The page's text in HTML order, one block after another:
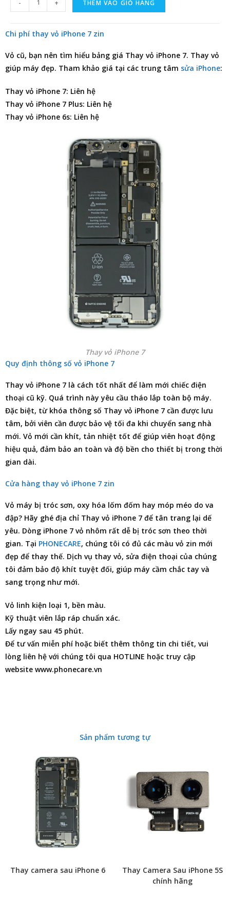
- + THÊM VÀO GIỎ HÀNG
Chi phí thay vỏ iPhone 7 zin
Vỏ cũ, bạn nên tìm hiểu bảng giá Thay vỏ iPhone 7. Thay vỏ
giúp máy đẹp. Tham khảo giá tại các trung tâm sửa iPhone:
Thay vỏ iPhone 7: Liên hệ
Thay vỏ iPhone 7 Plus: Liên hệ
Thay vỏ iPhone 6s: Liên hệ
Thay vỏ iPhone 7
Quy định thông số vỏ iPhone 7
Thay vỏ iPhone 7 là cách tốt nhất để làm mới chiếc điện
thoại cũ kỹ. Quá trình này yêu cầu tháo lắp toàn bộ máy.
Đặc biệt, từ khóa thông số Thay vỏ iPhone 7 cần được lưu
tâm, bởi viên cần được bảo vệ tối đa khi chuyển sang nhà
mới. Vỏ mới cần khít, tản nhiệt tốt để giúp viên hoạt động
hiệu quả, đảm bảo an toàn và độ bền cho thiết bị trong thời
gian dài.
Cửa hàng thay vỏ iPhone 7 zin
Vỏ máy bị tróc sơn, oxy hóa lốm đốm hay móp méo do va
đập? Hãy ghé địa chỉ Thay vỏ iPhone 7 để tân trang lại dế
yêu. Dòng iPhone 7 vỏ nhôm rất dễ bị tróc sơn theo thời
gian. Tại PHONECARE, chúng tôi có đủ các màu vỏ zin mới
đẹp để thay thế. Dịch vụ thay vỏ, sửa điện thoại của chúng
tôi đảm bảo độ khít tuyệt đối, giúp máy cầm chắc tay và
sang trọng như mới.
Vỏ linh kiện loại 1, bền màu.
Kỹ thuật viên lắp ráp chuẩn xác.
Lấy ngay sau 45 phút.
Để tư vấn miễn phí hoặc biết thêm thông tin chi tiết, vui
lòng liên hệ với chúng tôi qua HOTLINE hoặc truy cập
website www.phonecare.vn
Sản phẩm tương tự
Thay camera sau iPhone 6
Thay Camera Sau iPhone 5S
chính hãng